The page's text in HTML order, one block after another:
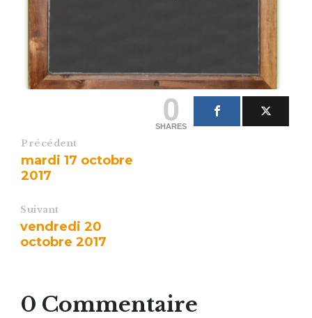
0
SHARES
Précédent
mardi 17 octobre
2017
Suivant
vendredi 20
octobre 2017
0 Commentaire